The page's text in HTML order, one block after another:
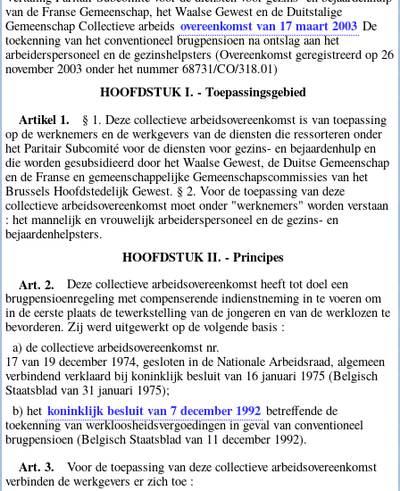
van de Franse Gemeenschap, het Waalse Gewest en de Duitstalige
Gemeenschap Collectieve arbeids overeenkomst van 17 maart 2003 De
toekenning van het conventioneel brugpensioen na ontslag aan het
arbeiderspersoneel en de gezinshelpsters (Overeenkomst geregistreerd op 26
november 2003 onder het nummer 68731/CO/318.01)
HOOFDSTUK I. - Toepassingsgebied
Artikel 1.
§ 1. Deze collectieve arbeidsovereenkomst is van toepassing
op de werknemers en de werkgevers van de diensten die ressorteren onder
het Paritair Subcomité voor de diensten voor gezins- en bejaardenhulp en
die worden gesubsidieerd door het Waalse Gewest, de Duitse Gemeenschap
en de Franse en gemeenschappelijke Gemeenschapscommissies van het
Brussels Hoofdstedelijk Gewest. § 2. Voor de toepassing van deze
collectieve arbeidsovereenkomst moet onder "werknemers" worden verstaan
: het mannelijk en vrouwelijk arbeiderspersoneel en de gezins- en
bejaardenhelpsters.
HOOFDSTUK II. - Principes
Art. 2.
Deze collectieve arbeidsovereenkomst heeft tot doel een
brugpensioenregeling met compenserende indienstneming in te voeren om
in de eerste plaats de tewerkstelling van de jongeren en van de werklozen te
bevorderen. Zij werd uitgewerkt op de volgende basis :
a) de collectieve arbeidsovereenkomst nr.
17 van 19 december 1974, gesloten in de Nationale Arbeidsraad, algemeen
verbindend verklaard bij koninklijk besluit van 16 januari 1975 (Belgisch
Staatsblad van 31 januari 1975);
b) het koninklijk besluit van 7 december 1992 betreffende de
toekenning van werkloosheidsvergoedingen in geval van conventioneel
brugpensioen (Belgisch Staatsblad van 11 december 1992).
Art. 3.
Voor de toepassing van deze collectieve arbeidsovereenkomst
verbinden de werkgevers er zich toe :